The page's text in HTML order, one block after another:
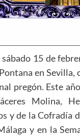
15 de
en Sevilla,
pregón. Este
Molina,
y de la Cofradía
y en la